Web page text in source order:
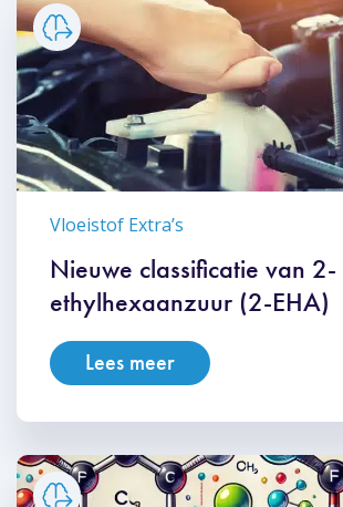
Vloeistof Extra’s
Nieuwe classificatie van 2-
ethylhexaanzuur (2-EHA)
Lees meer